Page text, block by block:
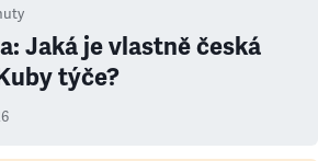
Jaká je vlastně česká
týče?